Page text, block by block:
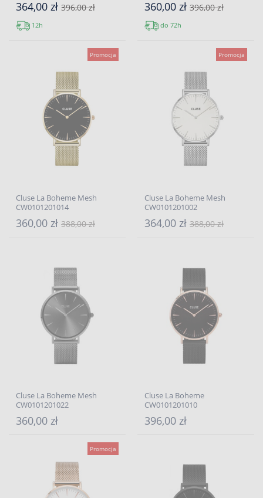
364,00 zł 396,00 zł
12h
360,00 zł 396,00 zł
do 72h
Promocja
Cluse La Boheme Mesh
CW0101201014
360,00 zł 388,00 zł
Promocja
Cluse La Boheme Mesh
CW0101201002
364,00 zł 388,00 zł
Cluse La Boheme Mesh
CW0101201022
360,00 zł
Cluse La Boheme
CW0101201010
396,00 zł
Promocja